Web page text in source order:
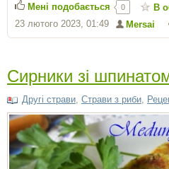
Mersai
23 лютого 2023, 01:49
Мені подобається 0 В
Сирники зі
Другі страви Страви з риби